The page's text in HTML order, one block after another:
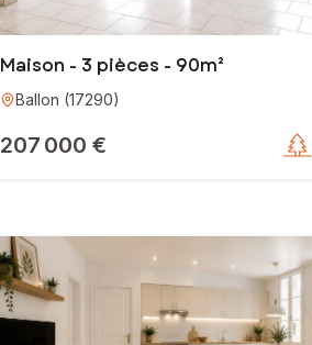
Maison - 3 pièces - 90m²
Ballon (17290)
207 000 €